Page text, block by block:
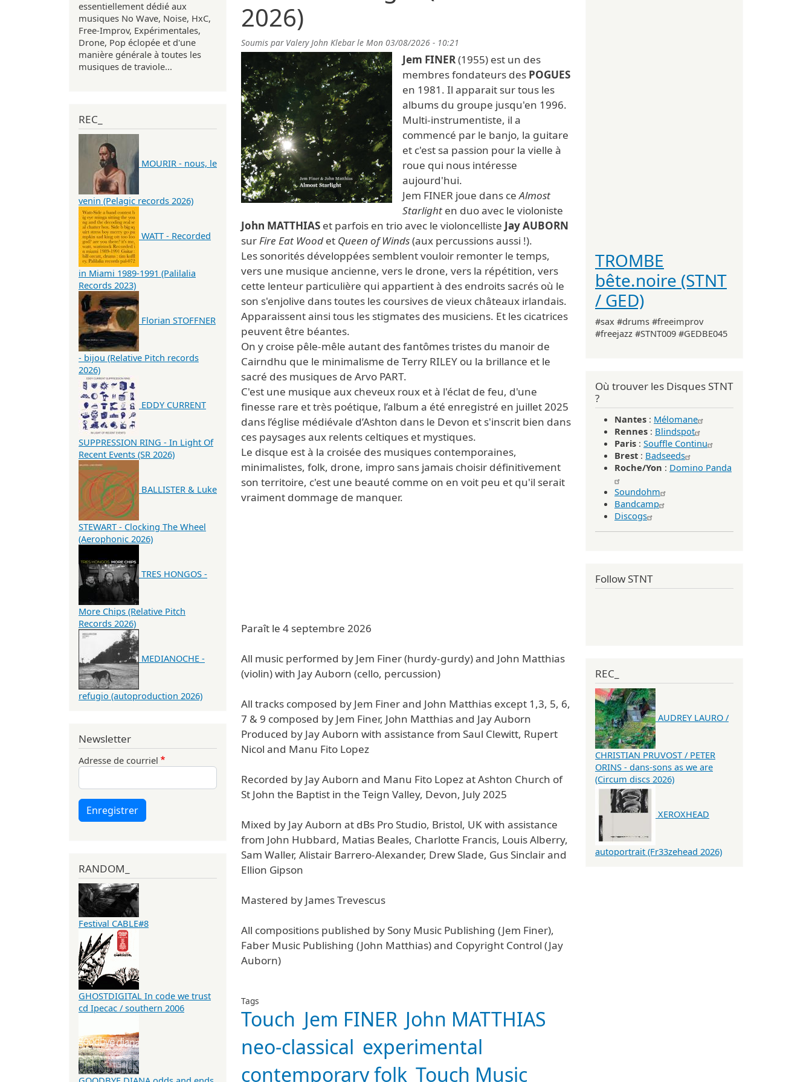
2026)
Soumis par Valery John Klebarle Mon 03/08/2026 - 10:21
Jem FINER(1955) est un des
membres fondateurs des POGUES
en 1981. Il apparait sur tous les
albums du groupe jusqu'en 1996.
Multi-instrumentiste, il a
commencé par le banjo, la guitare
et c'est sa passion pour la vielle à
roue qui nous intéresse
aujourd'hui.
Jem FINER joue dans ceAlmost
Starlighten duo avec le violoniste
John MATTHIAS et parfois en trio avec le violoncelliste Jay AUBORN
surFire Eat Wood et Queen of Winds(aux percussions aussi !).
Les sonorités développées semblent vouloir remonter le temps,
vers une musique ancienne, vers le drone, vers la répétition, vers
cette lenteur particulière qui appartient à des endroits sacrés où le
son s'enjolive dans toutes les coursives de vieux châteaux irlandais.
Apparaissent ainsi tous les stigmates des musiciens. Et les cicatrices
peuvent être béantes.
On y croise pêle-mêle autant des fantômes tristes du manoir de
Cairndhu que le minimalisme de Terry RILEY ou la brillance et le
sacré des musiques de Arvo PART.
C'est une musique aux cheveux roux et à l'éclat de feu, d'une
finesse rare et très poétique, l’album a été enregistré en juillet 2025
dans l’église médiévale d’Ashton dans le Devon et s'inscrit bien dans
ces paysages aux relents celtiques et mystiques.
Le disque est à la croisée des musiques contemporaines,
minimalistes, folk, drone, impro sans jamais choisir définitivement
son territoire, c'est une beauté comme on en voit peu et qu'il serait
vraiment dommage de manquer.
Paraît le 4 septembre 2026
All music performed by Jem Finer (hurdy-gurdy) and John Matthias
(violin) with Jay Auborn (cello, percussion)
All tracks composed by Jem Finer and John Matthias except 1,3, 5, 6,
7 & 9 composed by Jem Finer, John Matthias and Jay Auborn
Produced by Jay Auborn with assistance from Saul Clewitt, Rupert
Nicol and Manu Fito Lopez
Recorded by Jay Auborn and Manu Fito Lopez at Ashton Church of
St John the Baptist in the Teign Valley, Devon, July 2025
Mixed by Jay Auborn at dBs Pro Studio, Bristol, UK with assistance
from John Hubbard, Matias Beales, Charlotte Francis, Louis Alberry,
Sam Waller, Alistair Barrero-Alexander, Drew Slade, Gus Sinclair and
Ellion Gipson
Mastered by James Trevescus
All compositions published by Sony Music Publishing (Jem Finer),
Faber Music Publishing (John Matthias) and Copyright Control (Jay
Auborn)
Tags
Touch Jem FINER John MATTHIAS
neo-classical experimental
contemporary folk Touch Music
essentiellement dédié aux
musiques No Wave, Noise, HxC,
Free-Improv, Expérimentales,
Drone, Pop éclopée et d'une
manière générale à toutes les
musiques de traviole...
REC_
MOURIR - nous, le
venin (Pelagic records 2026)
WATT - Recorded
in Miami 1989-1991 (Palilalia
Records 2023)
Florian STOFFNER
- bijou (Relative Pitch records
2026)
EDDY CURRENT
SUPPRESSION RING - In Light Of
Recent Events (SR 2026)
BALLISTER & Luke
STEWART - Clocking The Wheel
(Aerophonic 2026)
TRES HONGOS -
More Chips (Relative Pitch
Records 2026)
MEDIANOCHE -
refugio (autoproduction 2026)
Newsletter
Adresse de courriel
Enregistrer
RANDOM_
Festival CABLE#8
GHOSTDIGITAL In code we trust
cd Ipecac / southern 2006
TROMBE
bête.noire (STNT
/ GED)
#sax #drums #freeimprov
#freejazz #STNT009 #GEDBE045
Où trouver les Disques STNT
?
Nantes : Mélomane
Rennes : Blindspot
Paris : Souffle Continu
Brest : Badseeds
Roche/Yon : Domino Panda
Soundohm
Bandcamp
Discogs
Follow STNT
REC_
AUDREY LAURO /
CHRISTIAN PRUVOST / PETER
ORINS - dans-sons as we are
(Circum discs 2026)
XEROXHEAD
autoportrait (Fr33zehead 2026)